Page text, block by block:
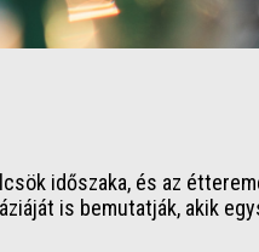
időszaka, és az
is bemutatják, akik